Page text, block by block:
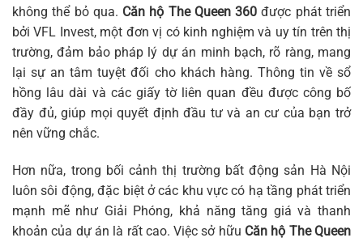
không thể bỏ qua. Căn hộ The Queen 360 được phát triển
bởi VFL Invest, một đơn vị có kinh nghiệm và uy tín trên thị
trường, đảm bảo pháp lý dự án minh bạch, rõ ràng, mang
lại sự an tâm tuyệt đối cho khách hàng. Thông tin về sổ
hồng lâu dài và các giấy tờ liên quan đều được công bố
đầy đủ, giúp mọi quyết định đầu tư và an cư của bạn trở
nên vững chắc.
Hơn nữa, trong bối cảnh thị trường bất động sản Hà Nội
luôn sôi động, đặc biệt ở các khu vực có hạ tầng phát triển
mạnh mẽ như Giải Phóng, khả năng tăng giá và thanh
khoản của dự án là rất cao. Việc sở hữu Căn hộ The Queen